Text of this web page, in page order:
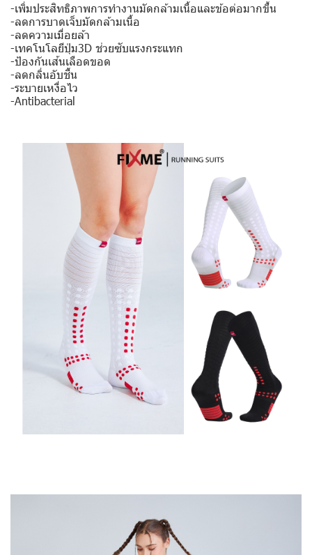
-เพิ่มประสิทธิภาพการทำงานมัดกล้ามเนื้อและข้อต่อมากขึ้น
-ลดการบาดเจ็บมัดกล้ามเนื้อ
-ลดความเมื่อยล้า
-เทคโนโลยีปุ่ม3D ช่วยซับแรงกระแทก
-ป้องกันเส้นเลือดขอด
-ลดกลิ่นอับชื้น
-ระบายเหงื่อไว
-Antibacterial